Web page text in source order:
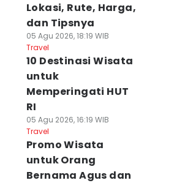
Lokasi, Rute, Harga,
dan Tipsnya
05 Agu 2026, 18:19 WIB
Travel
10 Destinasi Wisata
untuk
Memperingati HUT
RI
05 Agu 2026, 16:19 WIB
Travel
Promo Wisata
untuk Orang
Bernama Agus dan